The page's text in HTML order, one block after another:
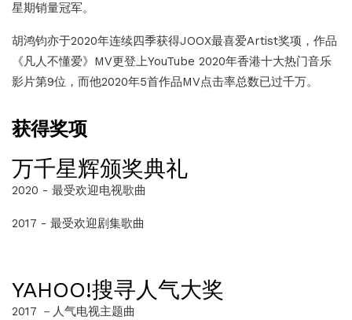
星期销量冠军。
胡鸿钧亦于2020年连续​​四季获得JOOX最喜爱Artist奖项，作品
《凡人不懂爱》MV更登上YouTube 2020年香港十大热门音乐
影片第9位，而他2020年5首作品MV点击率总数已过千万。
获得奖项
万千星辉颁奖典礼
2020 - 最受欢迎电视歌曲
2017 - 最受欢迎剧集歌曲
YAHOO!搜寻人气大奖
2017 －人气电视主题曲